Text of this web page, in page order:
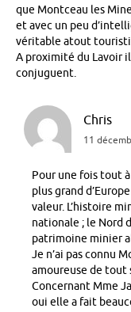
que Montceau les
et avec un peu
véritable atout
A proximité du Lavoir
conjuguent.
Chris
11
Pour une fois tout
plus grand
valeur. L’histoire
nationale ; le Nord
patrimoine minier
Je n’ai pas connu
amoureuse de tout
Concernant Mme
oui elle a fait